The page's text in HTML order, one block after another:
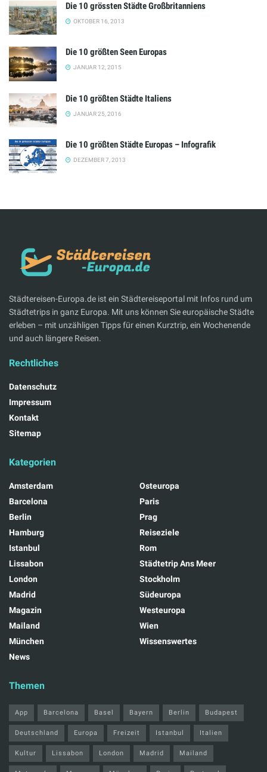
Die 10 grössten Städte Großbritanniens
OKTOBER 16, 2013
Die 10 größten Seen Europas
JANUAR 12, 2015
Die 10 größten Städte Italiens
JANUAR 25, 2016
Die 10 größten Städte Europas – Infografik
DEZEMBER 7, 2013
Städtereisen-Europa.de ist ein Städtereiseportal mit Infos rund um
Städtetrips in ganz Europa. Mit uns können Sie europäische Städte
erleben – mit unzähligen Tipps für einen Kurztrip, ein Wochenende
und auch längere Reisen.
Rechtliches
Datenschutz
Impressum
Kontakt
Sitemap
Kategorien
Amsterdam
Barcelona
Berlin
Hamburg
Istanbul
Lissabon
London
Madrid
Magazin
Mailand
München
News
Osteuropa
Paris
Prag
Reiseziele
Rom
Städtetrip Ans Meer
Stockholm
Südeuropa
Westeuropa
Wien
Wissenswertes
Themen
App Barcelona Basel Bayern Berlin Budapest
Deutschland Europa Freizeit Istanbul Italien
Kultur Lissabon London Madrid Mailand